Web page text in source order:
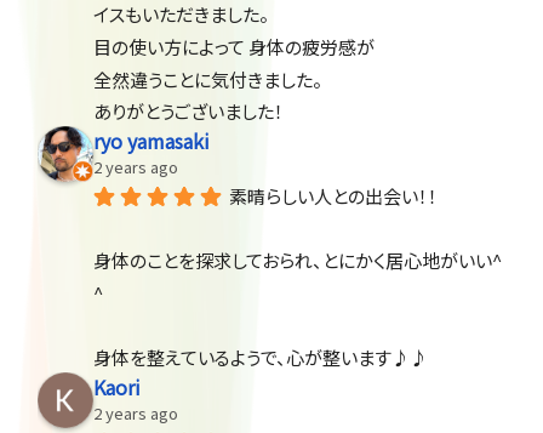
イスもいただきました。
目の使い方によって 身体の疲労感が
全然違うことに気付きました。
ありがとうございました！
ryo yamasaki
2 years ago
素晴らしい人との出会い！！
身体のことを探求しておられ、とにかく居心地がいい^
^
身体を整えているようで、心が整います♪♪
Kaori
2 years ago